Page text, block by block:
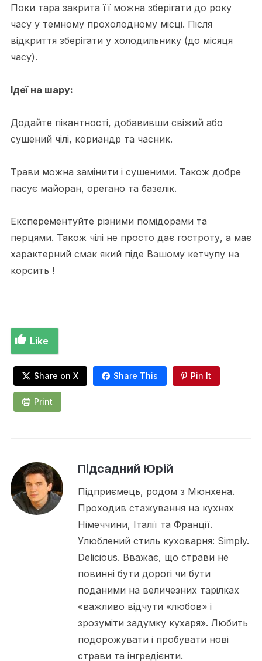
Поки тара закрита її можна зберігати до року
часу у темному прохолодному місці. Після
відкриття зберігати у холодильнику (до місяця
часу).
Ідеї на шару:
Додайте пікантності, добавивши свіжий або
сушений чілі, кориандр та часник.
Трави можна замінити і сушеними. Також добре
пасує майоран, орегано та базелік.
Експерементуйте різними помідорами та
перцями. Також чілі не просто дає гостроту, а має
характерний смак який піде Вашому кетчупу на
корсить !
Like
Share on X Share This Pin It
Print
Підсадний Юрій
Підприємець, родом з Мюнхена.
Проходив стажування на кухнях
Німеччини, Італії та Франції.
Улюблений стиль куховарня: Simply.
Delicious. Вважає, що страви не
повинні бути дорогі чи бути
поданими на величезних тарілках
«важливо відчути «любов» і
зрозуміти задумку кухаря». Любить
подорожувати і пробувати нові
страви та інгредієнти.